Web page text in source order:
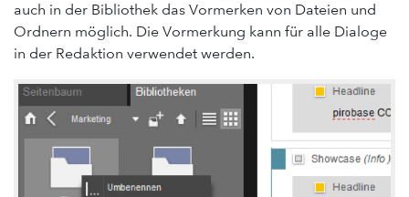
Servicedesk / Ticketsystem
Support-Forum
auch in der Bibliothek das Vormerken von Dateien und
Ordnern möglich. Die Vormerkung kann für alle Dialoge
in der Redaktion verwendet werden.